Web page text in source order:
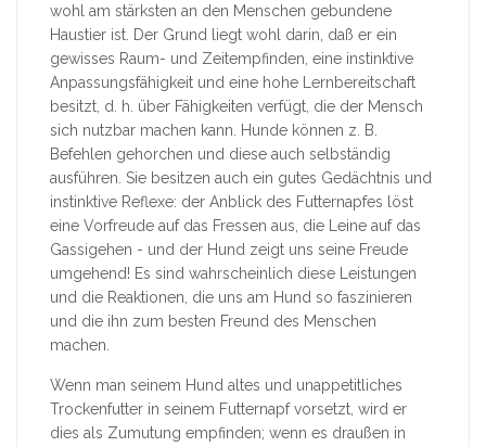
wohl am stärksten an den Menschen gebundene
Haustier ist. Der Grund liegt wohl darin, daß er ein
gewisses Raum- und Zeitempfinden, eine instinktive
Anpassungsfähigkeit und eine hohe Lernbereitschaft
besitzt, d. h. über Fähigkeiten verfügt, die der Mensch
sich nutzbar machen kann. Hunde können z. B.
Befehlen gehorchen und diese auch selbständig
ausführen. Sie besitzen auch ein gutes Gedächtnis und
instinktive Reflexe: der Anblick des Futternapfes löst
eine Vorfreude auf das Fressen aus, die Leine auf das
Gassigehen - und der Hund zeigt uns seine Freude
umgehend! Es sind wahrscheinlich diese Leistungen
und die Reaktionen, die uns am Hund so faszinieren
und die ihn zum besten Freund des Menschen
machen.
Wenn man seinem Hund altes und unappetitliches
Trockenfutter in seinem Futternapf vorsetzt, wird er
dies als Zumutung empfinden; wenn es draußen in